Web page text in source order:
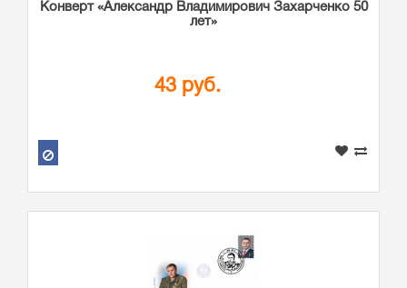
Конверт «Александр Владимирович Захарченко 50
лет»
43 руб.